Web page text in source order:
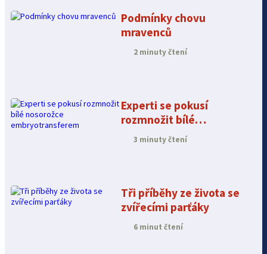
Podmínky chovu
mravenců
2 minuty čtení
Experti se pokusí
rozmnožit bílé
nosorožce
embryotransferem
3 minuty čtení
Tři příběhy ze života se
zvířecími parťáky
6 minut čtení